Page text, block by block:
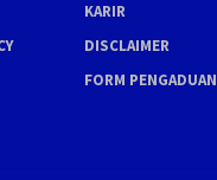
KARIR
DISCLAIMER
FORM PENGADUAN